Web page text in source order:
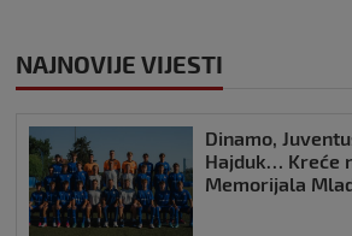
NAJNOVIJE VIJESTI
Dinamo,
Hajduk… Kreće
Memorijala